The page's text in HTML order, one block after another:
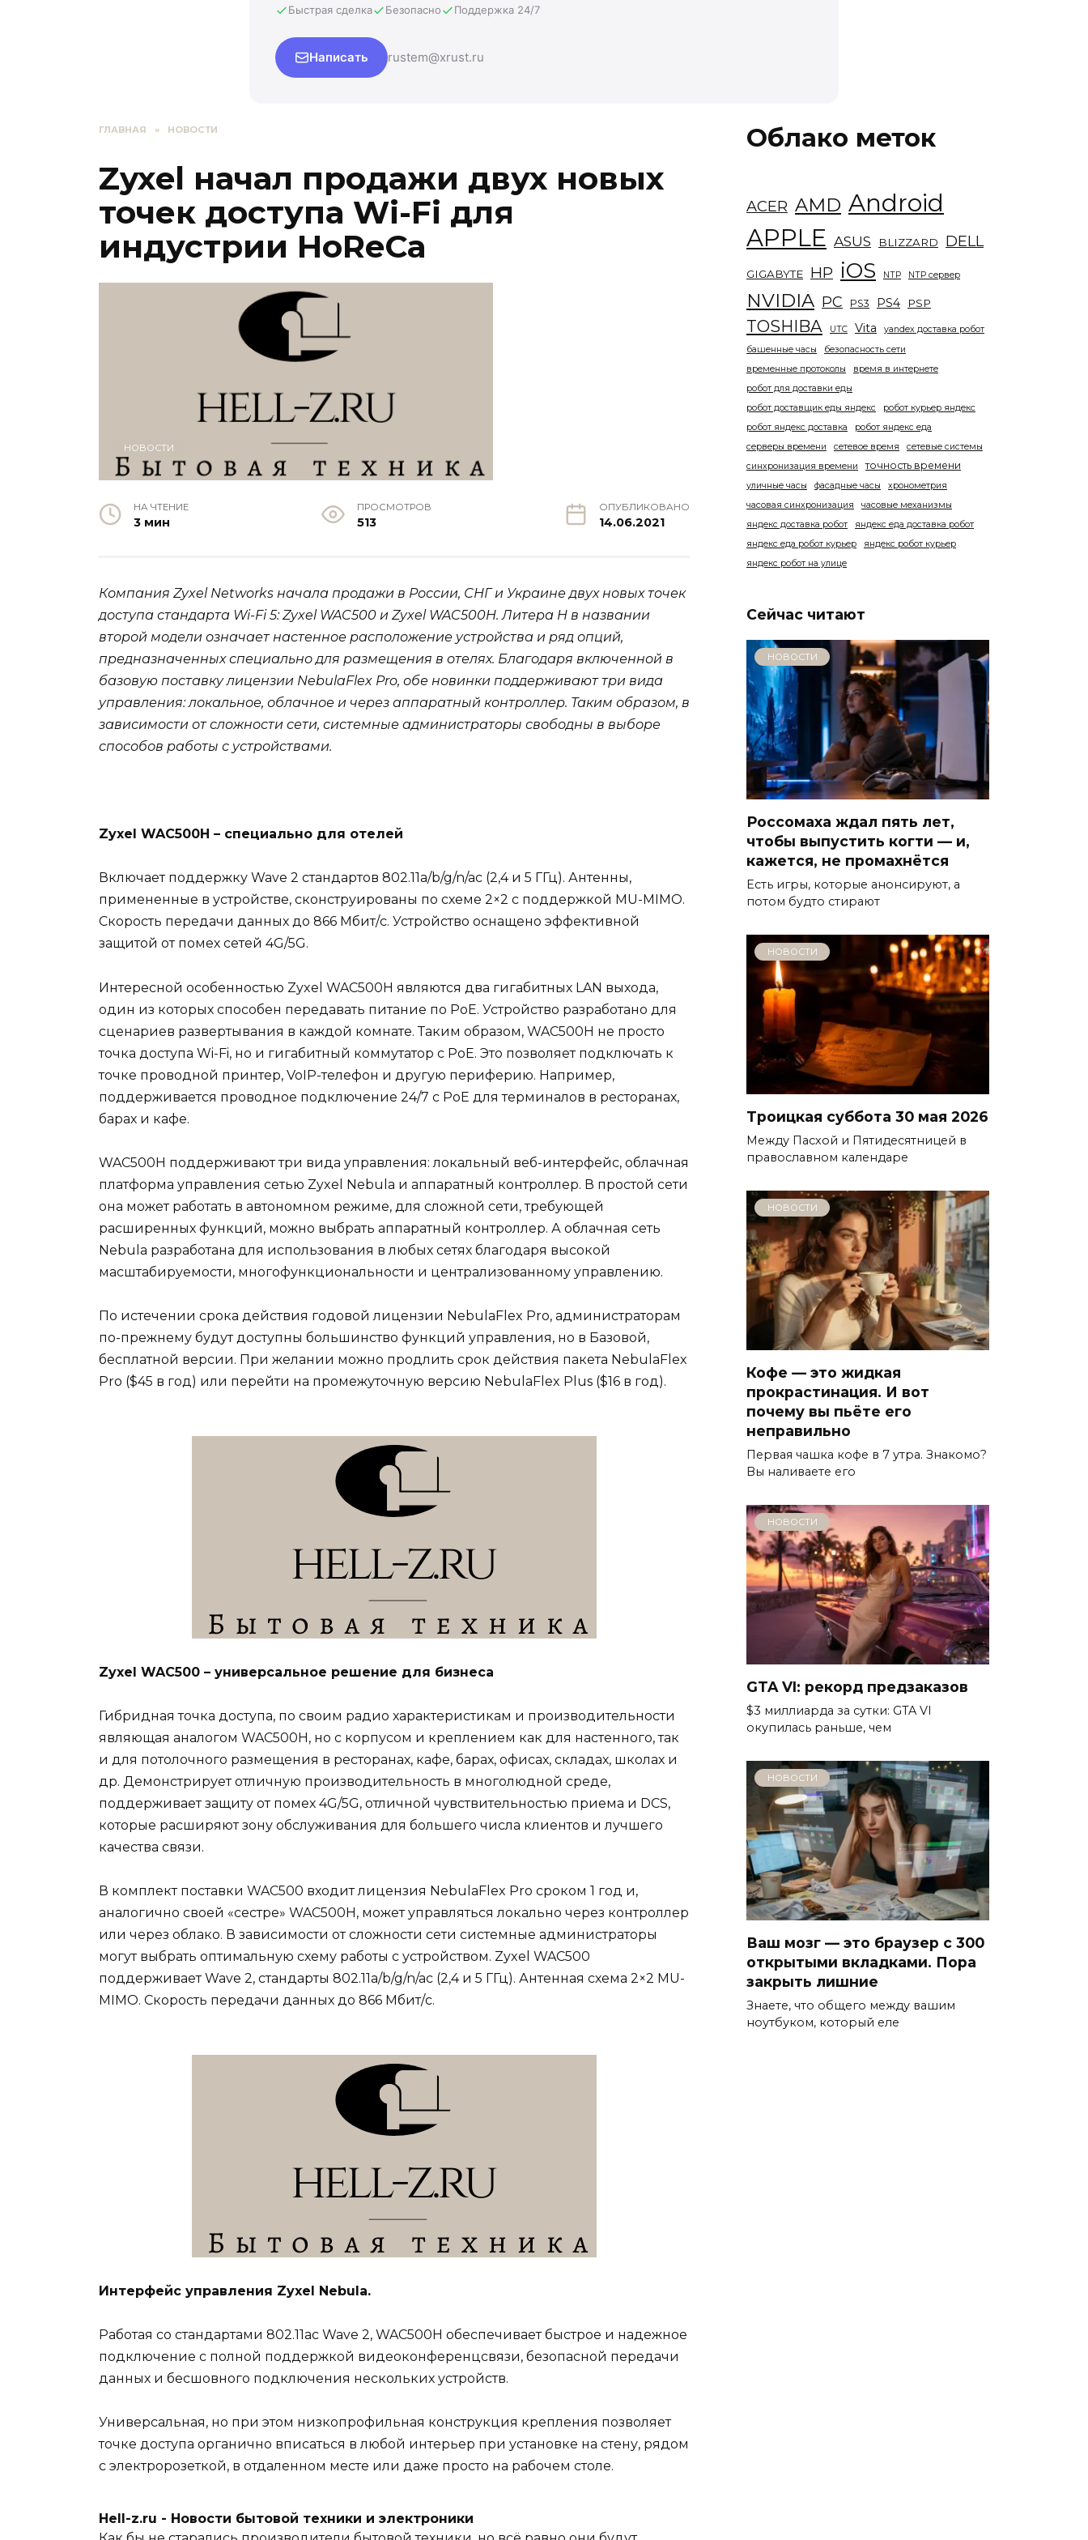
Быстрая сделка Безопасно Поддержка 24/7
Написать rustem@xrust.ru
ГЛАВНАЯ » НОВОСТИ
Zyxel начал продажи двух новых
точек доступа Wi-Fi для
индустрии HoReCa
НОВОСТИ
НА ЧТЕНИЕ
3 мин
ПРОСМОТРОВ
513
ОПУБЛИКОВАНО
14.06.2021
Компания Zyxel Networks начала продажи в России, СНГ и Украине двух новых точек
доступа стандарта Wi-Fi 5: Zyxel WAC500 и Zyxel WAC500H. Литера H в названии
второй модели означает настенное расположение устройства и ряд опций,
предназначенных специально для размещения в отелях. Благодаря включенной в
базовую поставку лицензии NebulaFlex Pro, обе новинки поддерживают три вида
управления: локальное, облачное и через аппаратный контроллер. Таким образом, в
зависимости от сложности сети, системные администраторы свободны в выборе
способов работы с устройствами.
Zyxel WAC500H – специально для отелей
Включает поддержку Wave 2 стандартов 802.11a/b/g/n/ac (2,4 и 5 ГГц). Антенны,
примененные в устройстве, сконструированы по схеме 2×2 с поддержкой MU-MIMO.
Скорость передачи данных до 866 Мбит/с. Устройство оснащено эффективной
защитой от помех сетей 4G/5G.
Интересной особенностью Zyxel WAC500H являются два гигабитных LAN выхода,
один из которых способен передавать питание по PoE. Устройство разработано для
сценариев развертывания в каждой комнате. Таким образом, WAC500H не просто
точка доступа Wi-Fi, но и гигабитный коммутатор с PoE. Это позволяет подключать к
точке проводной принтер, VoIP-телефон и другую периферию. Например,
поддерживается проводное подключение 24/7 с PoE для терминалов в ресторанах,
барах и кафе.
WAC500H поддерживают три вида управления: локальный веб-интерфейс, облачная
платформа управления сетью Zyxel Nebula и аппаратный контроллер. В простой сети
она может работать в автономном режиме, для сложной сети, требующей
расширенных функций, можно выбрать аппаратный контроллер. А облачная сеть
Nebula разработана для использования в любых сетях благодаря высокой
масштабируемости, многофункциональности и централизованному управлению.
По истечении срока действия годовой лицензии NebulaFlex Pro, администраторам
по-прежнему будут доступны большинство функций управления, но в Базовой,
бесплатной версии. При желании можно продлить срок действия пакета NebulaFlex
Pro ($45 в год) или перейти на промежуточную версию NebulaFlex Plus ($16 в год).
Zyxel WAC500 – универсальное решение для бизнеса
Гибридная точка доступа, по своим радио характеристикам и производительности
являющая аналогом WAC500H, но с корпусом и креплением как для настенного, так
и для потолочного размещения в ресторанах, кафе, барах, офисах, складах, школах и
др. Демонстрирует отличную производительность в многолюдной среде,
поддерживает защиту от помех 4G/5G, отличной чувствительностью приема и DCS,
которые расширяют зону обслуживания для большего числа клиентов и лучшего
качества связи.
В комплект поставки WAC500 входит лицензия NebulaFlex Pro сроком 1 год и,
аналогично своей «сестре» WAC500H, может управляться локально через контроллер
или через облако. В зависимости от сложности сети системные администраторы
могут выбрать оптимальную схему работы с устройством. Zyxel WAC500
поддерживает Wave 2, стандарты 802.11a/b/g/n/ac (2,4 и 5 ГГц). Антенная схема 2×2 MU-
MIMO. Скорость передачи данных до 866 Мбит/с.
Интерфейс управления Zyxel Nebula.
Работая со стандартами 802.11ac Wave 2, WAC500H обеспечивает быстрое и надежное
подключение с полной поддержкой видеоконференцсвязи, безопасной передачи
данных и бесшовного подключения нескольких устройств.
Универсальная, но при этом низкопрофильная конструкция крепления позволяет
точке доступа органично вписаться в любой интерьер при установке на стену, рядом
с электророзеткой, в отдаленном месте или даже просто на рабочем столе.
Hell-z.ru - Новости бытовой техники и электроники
Облако меток
ACER AMD Android
APPLE ASUS BLIZZARD DELL
GIGABYTE HP iOS NTP NTP сервер
NVIDIA PC PS3 PS4 PSP
TOSHIBA UTC Vita
yandex доставка робот
башенные часы
безопасность сети
временные протоколы
время в интернете
робот для доставки еды
робот доставщик еды яндекс
робот курьер яндекс
робот яндекс доставка
робот яндекс еда
серверы времени
сетевое время
сетевые системы
синхронизация времени
точность времени
уличные часы фасадные часы
хронометрия
часовая синхронизация
часовые механизмы
яндекс доставка робот
яндекс еда доставка робот
яндекс еда робот курьер
яндекс робот курьер
яндекс робот на улице
Сейчас читают
НОВОСТИ
Россомаха ждал пять лет,
чтобы выпустить когти — и,
кажется, не промахнётся
Есть игры, которые анонсируют, а
потом будто стирают
НОВОСТИ
Троицкая суббота 30 мая 2026
Между Пасхой и Пятидесятницей в
православном календаре
НОВОСТИ
Кофе — это жидкая
прокрастинация. И вот
почему вы пьёте его
неправильно
Первая чашка кофе в 7 утра. Знакомо?
Вы наливаете его
НОВОСТИ
GTA VI: рекорд предзаказов
$3 миллиарда за сутки: GTA VI
окупилась раньше, чем
НОВОСТИ
Ваш мозг — это браузер с 300
открытыми вкладками. Пора
закрыть лишние
Знаете, что общего между вашим
ноутбуком, который еле